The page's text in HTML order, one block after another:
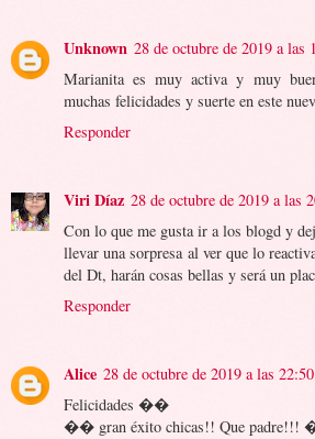
Unknown 28 de octubre de 2019 a las
Marianita es muy activa y muy
muchas felicidades y suerte en este
Responder
Viri Díaz 28 de octubre de 2019 a las
Con lo que me gusta ir a los blogd y
llevar una sorpresa al ver que lo
del Dt, harán cosas bellas y será un
Responder
Alice 28 de octubre de 2019 a las 22:50
Felicidades ��
�� gran éxito chicas!! Que